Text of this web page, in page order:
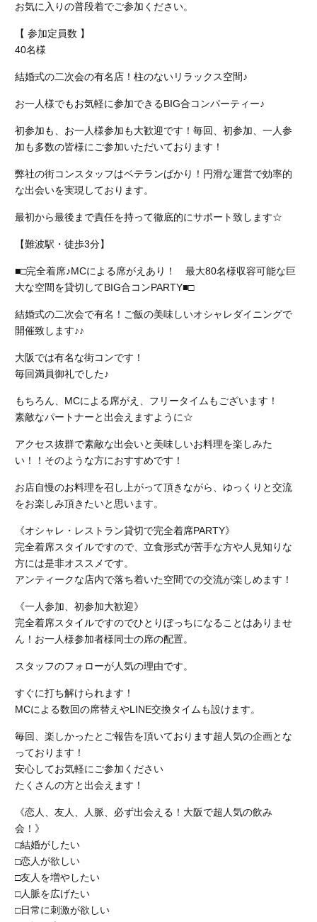
お気に入りの普段着でご参加ください。
【 参加定員数 】
40名様
結婚式の二次会の有名店！柱のないリラックス空間♪
お一人様でもお気軽に参加できるBIG合コンパーティー♪
初参加も、お一人様参加も大歓迎です！毎回、初参加、一人参
加も多数の皆様にご参加いただいております！
弊社の街コンスタッフはベテランばかり！円滑な運営で効率的
な出会いを実現しております。
最初から最後まで責任を持って徹底的にサポート致します☆
【難波駅・徒歩3分】
■□完全着席♪MCによる席がえあり！ 最大80名様収容可能な巨
大な空間を貸切してBIG合コンPARTY■□
結婚式の二次会で有名！ご飯の美味しいオシャレダイニングで
開催致します♪♪
大阪では有名な街コンです！
毎回満員御礼でした♪
もちろん、MCによる席がえ、フリータイムもございます！
素敵なパートナーと出会えますように☆
アクセス抜群で素敵な出会いと美味しいお料理を楽しみた
い！！そのような方におすすめです！
お店自慢のお料理を召し上がって頂きながら、ゆっくりと交流
をお楽しみ頂きたいと思います。
《オシャレ・レストラン貸切で完全着席PARTY》
完全着席スタイルですので、立食形式が苦手な方や人見知りな
方には是非オススメです。
アンティークな店内で落ち着いた空間での交流が楽しめます！
《一人参加、初参加大歓迎》
完全着席スタイルですのでひとりぼっちになることはありませ
ん！お一人様参加者様同士の席の配置。
スタッフのフォローが人気の理由です。
すぐに打ち解けられます！
MCによる数回の席替えやLINE交換タイムも設けます。
毎回、楽しかったとご報告を頂いております超人気の企画とな
っております！
安心してお気軽にご参加ください
たくさんの方と出会えます！
《恋人、友人、人脈、必ず出会える！大阪で超人気の飲み
会！》
□結婚がしたい
□恋人が欲しい
□友人を増やしたい
□人脈を広げたい
□日常に刺激が欲しい